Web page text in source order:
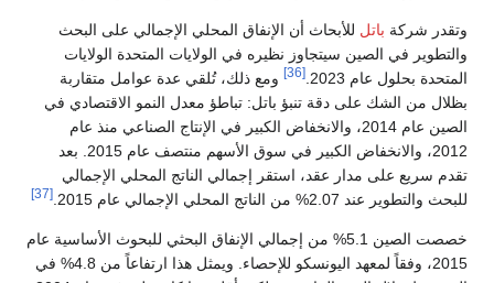
وتقدر شركة باتل للأبحاث أن الإنفاق المحلي الإجمالي على البحث
والتطوير في الصين سيتجاوز نظيره في الولايات المتحدة الولايات
المتحدة بحلول عام 2023.
[36]
ومع ذلك، تُلقي عدة عوامل متقاربة
بظلال من الشك على دقة تنبؤ باتل: تباطؤ معدل النمو الاقتصادي في
الصين عام 2014، والانخفاض الكبير في الإنتاج الصناعي منذ عام
2012، والانخفاض الكبير في سوق الأسهم منتصف عام 2015. بعد
تقدم سريع على مدار عقد، استقر إجمالي الناتج المحلي الإجمالي
للبحث والتطوير عند 2.07% من الناتج المحلي الإجمالي عام 2015.
[37]
خصصت الصين 5.1% من إجمالي الإنفاق البحثي للبحوث الأساسية عام
2015، وفقاً لمعهد اليونسكو للإحصاء. ويمثل هذا ارتفاعاً من 4.8% في